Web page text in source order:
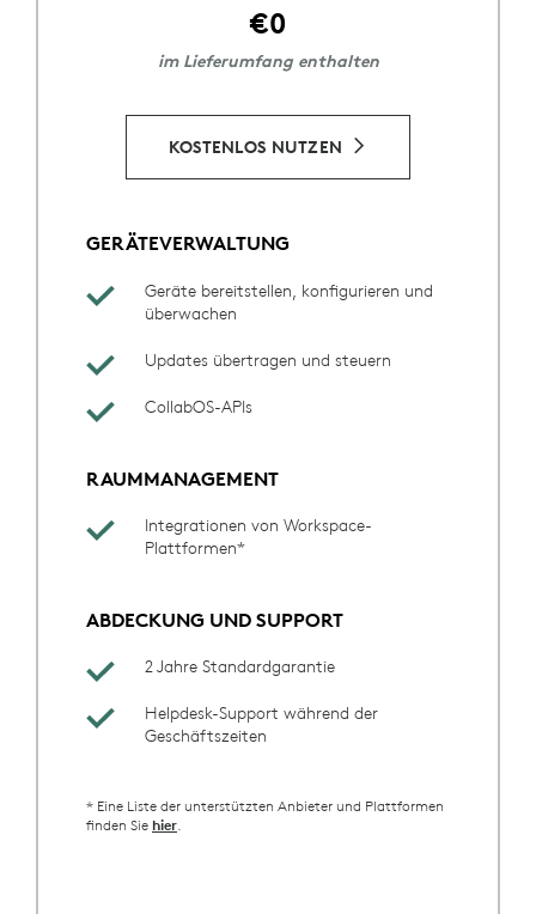
€0
im Lieferumfang enthalten
KOSTENLOS NUTZEN
GERÄTEVERWALTUNG
Geräte bereitstellen, konfigurieren und
überwachen
Updates übertragen und steuern
CollabOS-APIs
RAUMMANAGEMENT
Integrationen von Workspace-
Plattformen*
ABDECKUNG UND SUPPORT
2 Jahre Standardgarantie
Helpdesk-Support während der
Geschäftszeiten
* Eine Liste der unterstützten Anbieter und Plattformen
finden Sie hier